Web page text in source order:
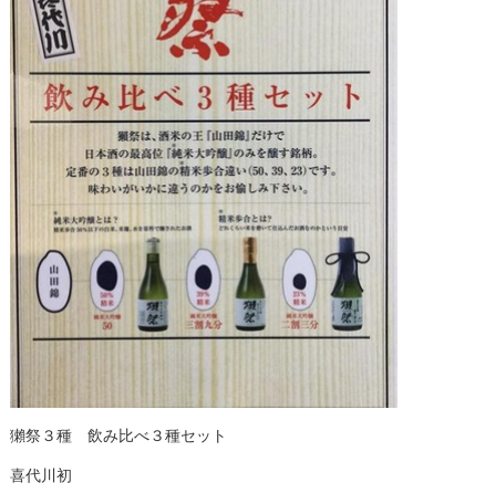
獺祭３種 飲み比べ３種セット
喜代川初